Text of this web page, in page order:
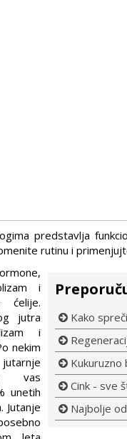
predstavlja
rutinu i
Kako
Kukuruzno
Cink - sve
Najbolje
i
ćelije.
jutra
i
nekim
vas
unetih
Jutanje